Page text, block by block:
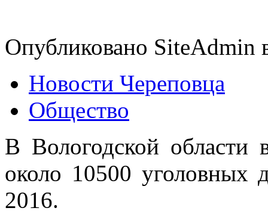
Опубликовано SiteAdmin
Новости Череповца
Общество
В Вологодской области
около 10500
2016.